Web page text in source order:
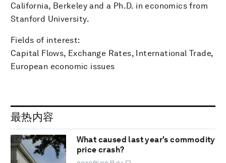
California, Berkeley and a Ph.D. in economics from
Stanford University.
Fields of interest:
Capital Flows, Exchange Rates, International Trade,
European economic issues
最热内容
What caused last year's commodity
price crash?